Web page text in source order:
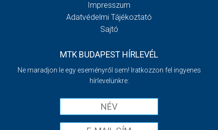
Impresszum
Adatvédelmi Tájékoztató
Sajtó
MTK BUDAPEST HÍRLEVÉL
Ne maradjon le egy eseményről sem! Iratkozzon fel ingyenes
hírlevelünkre: